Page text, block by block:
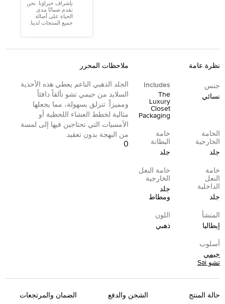
بإشراف خبراؤنا. نحن
نقدم ضمانًا مدى
الحياة على أصالة
جميع المنتجات لدينا.
نظرة عامة
جنس
نسائي
Includes
The
Luxury
Closet
Packaging
الخامة
الخارجية
جلد
خامة
البطانة
جلد
خامة
النعل
الداخلية
جلد
خامة النعل
الخارجية
جلد
ومطاط
المنشأ
إيطاليا
اللون
ذهبي
أسلوب
جيمي
تشو Sai
ملاحظات المحرر
الجلد الذهبي الناعم يعطي هذه الأحذية
السلايد من جيمي تشو تألقاً دافئاً
ومميزاً. تنزلق بسهولة، مما يجعلها
مثالية لخطط العشاء اللحظية أو
الأمسيات التي تحتاجين فيها إلى لمسة
من البهجة بدون تعقيد.
0
حالة المنتج الشحن والدفع الضمان والمرتجعات